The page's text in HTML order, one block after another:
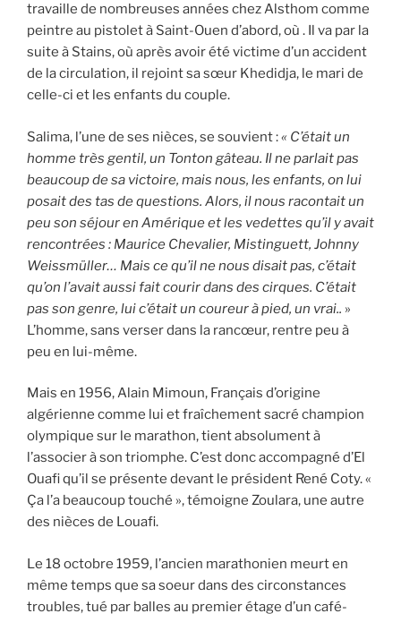
travaille de nombreuses années chez Alsthom comme
peintre au pistolet à Saint-Ouen d’abord, où . Il va par la
suite à Stains, où après avoir été victime d’un accident
de la circulation, il rejoint sa sœur Khedidja, le mari de
celle-ci et les enfants du couple.
Salima, l’une de ses nièces, se souvient :« C’était un
homme très gentil, un Tonton gâteau. Il ne parlait pas
beaucoup de sa victoire, mais nous, les enfants, on lui
posait des tas de questions. Alors, il nous racontait un
peu son séjour en Amérique et les vedettes qu’il y avait
rencontrées : Maurice Chevalier, Mistinguett, Johnny
Weissmüller… Mais ce qu’il ne nous disait pas, c’était
qu’on l’avait aussi fait courir dans des cirques. C’était
pas son genre, lui c’était un coureur à pied, un vrai.. »
L’homme, sans verser dans la rancœur, rentre peu à
peu en lui-même.
Mais en 1956, Alain Mimoun, Français d’origine
algérienne comme lui et fraîchement sacré champion
olympique sur le marathon, tient absolument à
l’associer à son triomphe. C’est donc accompagné d’El
Ouafi qu’il se présente devant le président René Coty. «
Ça l’a beaucoup touché », témoigne Zoulara, une autre
des nièces de Louafi.
Le 18 octobre 1959, l’ancien marathonien meurt en
même temps que sa soeur dans des circonstances
troubles, tué par balles au premier étage d’un café-